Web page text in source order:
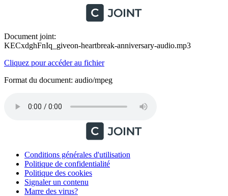
Document joint:
KECxdghFnIq_giveon-heartbreak-anniversary-audio.mp3
Cliquez pour accéder au fichier
Format du document: audio/mpeg
Conditions générales d'utilisation
Politique de confidentialité
Politique des cookies
Signaler un contenu
Marre des virus?